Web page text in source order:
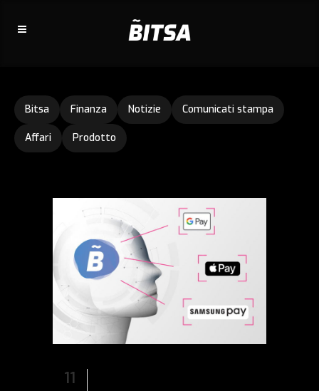
Bitsa Finanza Notizie Comunicati stampa
Affari Prodotto
11